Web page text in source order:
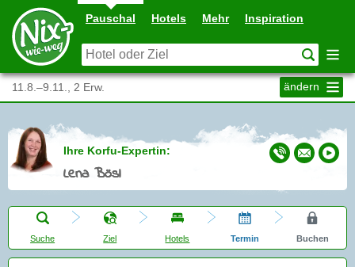
Pauschal Hotels Mehr Inspiration
11.8.–9.11., 2 Erw. ändern
Ihre Korfu-Expertin:
Lena Bösl
Suche Ziel Hotels Termin Buchen